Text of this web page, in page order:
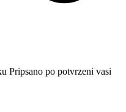
Pripsano po potvrzeni vasi